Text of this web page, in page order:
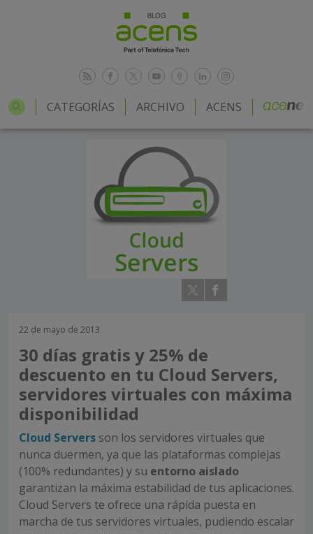
CATEGORÍAS ARCHIVO ACENS
22 de mayo de 2013
30 días gratis y 25% de
descuento en tu Cloud Servers,
servidores virtuales con máxima
disponibilidad
Cloud Servers son los servidores virtuales que
nunca duermen, ya que las plataformas complejas
(100% redundantes) y su entorno aislado
garantizan la máxima estabilidad de tus aplicaciones.
Cloud Servers te ofrece una rápida puesta en
marcha de tus servidores virtuales, pudiendo escalar